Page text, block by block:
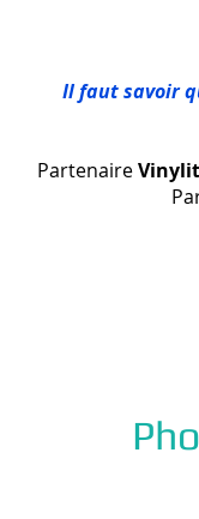
Il faut savoir
Partenaire